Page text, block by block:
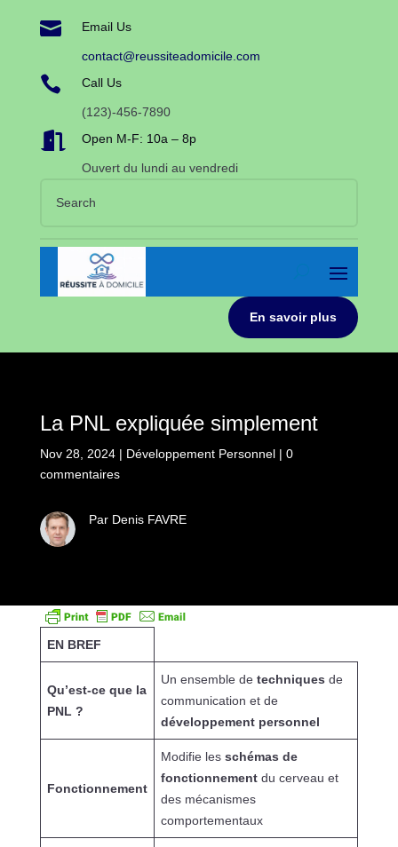
 Email Us
contact@reussiteadomicile.com
 Call Us
(123)-456-7890
 Open M-F: 10a – 8p
Ouvert du lundi au vendredi
En savoir plus
La PNL expliquée simplement
Nov 28, 2024| Développement Personnel| 0
commentaires
Par Denis FAVRE
EN BREF
Qu’est-ce que la
PNL ?
Un ensemble de techniques de
communication et de
développement personnel
Fonctionnement
Modifie les schémas de
fonctionnementdu cerveau et
des mécanismes
comportementaux